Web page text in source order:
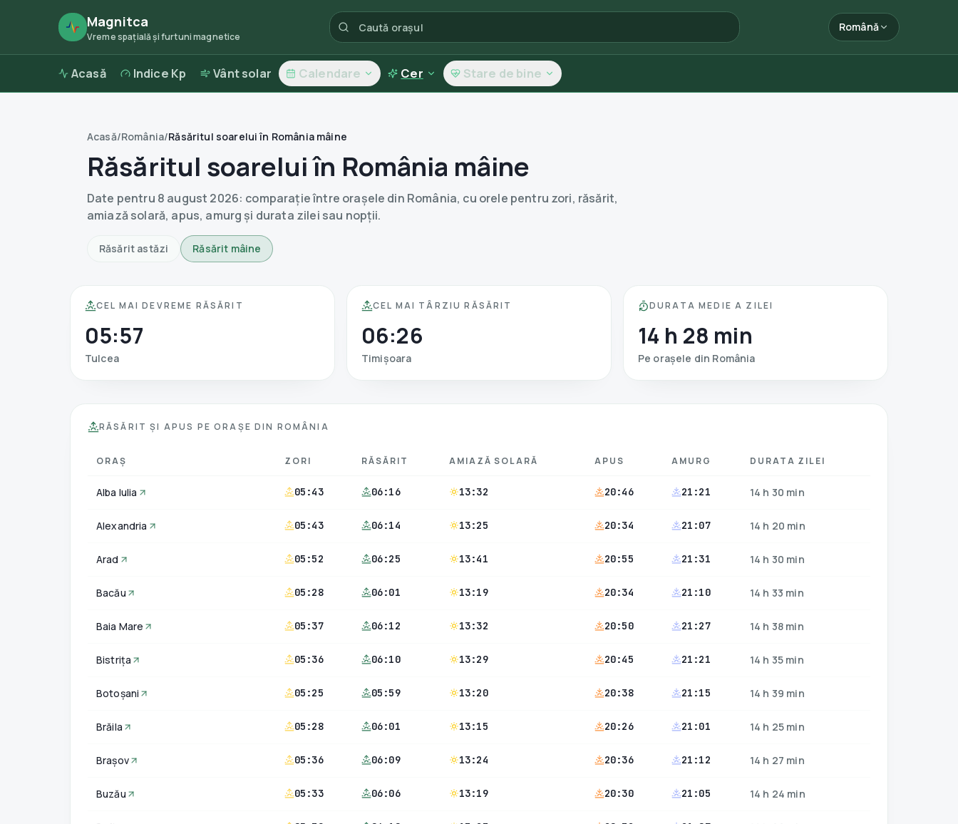
Magnitca
Vreme spațială și furtuni magnetice
Română
Acasă Indice Kp Vânt solar Calendare Cer Stare de bine
Acasă/România/Răsăritul soarelui în România mâine
Răsăritul soarelui în România mâine
Date pentru 8 august 2026: comparație între orașele din România, cu orele pentru zori, răsărit,
amiază solară, apus, amurg și durata zilei sau nopții.
Răsărit astăzi Răsărit mâine
CEL MAI DEVREME RĂSĂRIT
05:57
Tulcea
CEL MAI TÂRZIU RĂSĂRIT
06:26
Timișoara
DURATA MEDIE A ZILEI
14 h 28 min
Pe orașele din România
RĂSĂRIT ȘI APUS PE ORAȘE DIN ROMÂNIA
ORAȘ ZORI RĂSĂRIT AMIAZĂ SOLARĂ APUS AMURG DURATA ZILEI
Alba Iulia 05:43 06:16 13:32 20:46 21:21 14 h 30 min
Alexandria 05:43 06:14 13:25 20:34 21:07 14 h 20 min
Arad 05:52 06:25 13:41 20:55 21:31 14 h 30 min
Bacău 05:28 06:01 13:19 20:34 21:10 14 h 33 min
Baia Mare 05:37 06:12 13:32 20:50 21:27 14 h 38 min
Bistrița 05:36 06:10 13:29 20:45 21:21 14 h 35 min
Botoșani 05:25 05:59 13:20 20:38 21:15 14 h 39 min
Brăila 05:28 06:01 13:15 20:26 21:01 14 h 25 min
Brașov 05:36 06:09 13:24 20:36 21:12 14 h 27 min
Buzău 05:33 06:06 13:19 20:30 21:05 14 h 24 min